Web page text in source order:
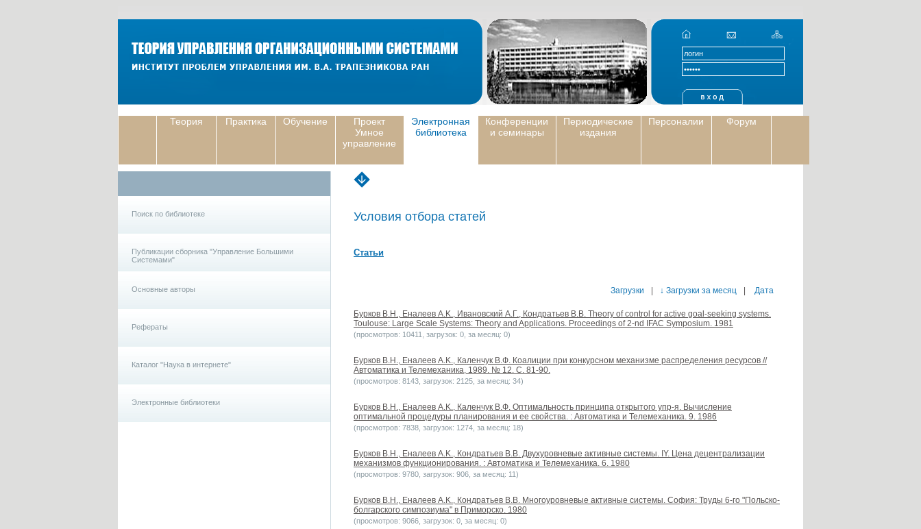
Теория Практика Обучение
Проект
Умное
управление
Электронная
библиотека
Конференции
и семинары
Периодические
издания
Персоналии Форум
Поиск по библиотеке
Публикации сборника "Управление Большими
Системами"
Основные авторы
Рефераты
Каталог "Наука в интернете"
Электронные библиотеки
Условия отбора статей
Статьи
Загрузки ↓ Загрузки за месяц Дата
Бурков B.H., Еналеев A.K., Ивановский А.Г., Кондратьев В.В. Theory of control for active goal-seeking systems.
Toulouse: Large Scale Systems: Theory and Applications. Proceedings of 2-nd IFAC Symposium. 1981
(просмотров: 10411, загрузок: 0, за месяц: 0)
Бурков B.H., Еналеев A.K., Каленчук В.Ф. Коалиции при конкурсном механизме распределения ресурсов //
Автоматика и Телемеханика, 1989. № 12. С. 81-90.
(просмотров: 8143, загрузок: 2125, за месяц: 34)
Бурков B.H., Еналеев A.K., Каленчук В.Ф. Оптимальность принципа открытого упр-я. Вычисление
оптимальной процедуры планирования и ее свойства. : Автоматика и Телемеханика. 9. 1986
(просмотров: 7838, загрузок: 1274, за месяц: 18)
Бурков B.H., Еналеев A.K., Кондратьев В.В. Двухуровневые активные системы. IY. Цена децентрализации
механизмов функционирования. : Автоматика и Телемеханика. 6. 1980
(просмотров: 9780, загрузок: 906, за месяц: 11)
Бурков B.H., Еналеев A.K., Кондратьев В.В. Многоуровневые активные системы. София: Труды 6-го "Польско-
болгарского симпозиума" в Приморско. 1980
(просмотров: 9066, загрузок: 0, за месяц: 0)